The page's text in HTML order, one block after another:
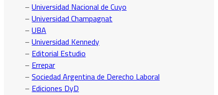
–Universidad Nacional de Cuyo
–Universidad Champagnat
–UBA
–Universidad Kennedy
– Editorial Estudio
– Errepar
–Sociedad Argentina de Derecho Laboral
– Ediciones DyD